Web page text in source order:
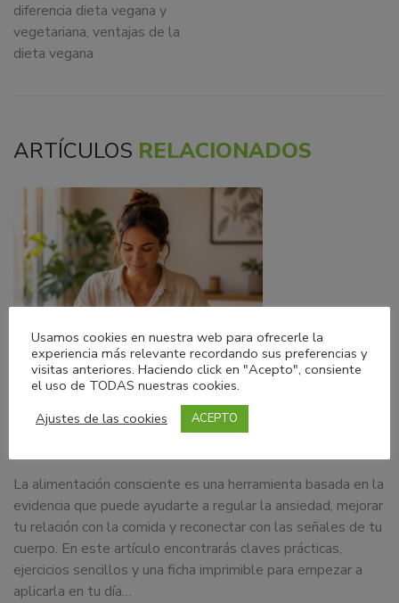
diferencia dieta vegana y
vegetariana, ventajas de la
dieta vegana
ARTÍCULOS RELACIONADOS
La alimentación consciente es una herramienta basada en la
evidencia que puede ayudarte a regular la ansiedad, mejorar
tu relación con la comida y reconectar con las señales de tu
cuerpo. En este artículo encontrarás claves prácticas,
ejercicios sencillos y una ficha imprimible para empezar a
aplicarla en tu día…
Usamos cookies en nuestra web para ofrecerle la
experiencia más relevante recordando sus preferencias y
visitas anteriores. Haciendo click en "Acepto", consiente
el uso de TODAS nuestras cookies.
Ajustes de las cookies
ACEPTO